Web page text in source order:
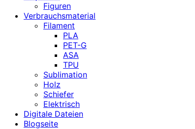
Figuren
Verbrauchsmaterial
Filament
PLA
PET-G
ASA
TPU
Sublimation
Holz
Schiefer
Elektrisch
Digitale Dateien
Blogseite